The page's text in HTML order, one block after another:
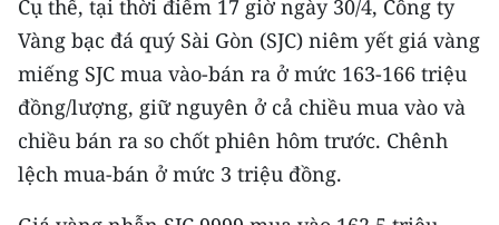
MEDIA CENTER
E-Magazine
Video
​​Cụ thể, tại thời điểm 17 giờ ngày 30/4, Công ty
Vàng bạc đá quý Sài Gòn (SJC) niêm yết giá vàng
miếng SJC mua vào-bán ra ở mức 163-166 triệu
đồng/lượng, giữ nguyên ở cả chiều mua vào và
chiều bán ra so chốt phiên hôm trước. Chênh
lệch mua-bán ở mức 3 triệu đồng.